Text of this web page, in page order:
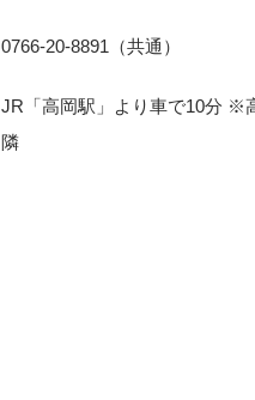
0766-20-8891（共通）
JR「⾼岡駅」より⾞で10分 ※
隣